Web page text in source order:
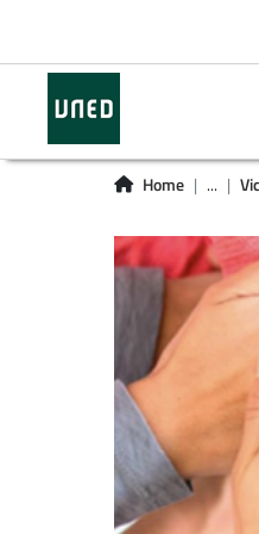
Home ...